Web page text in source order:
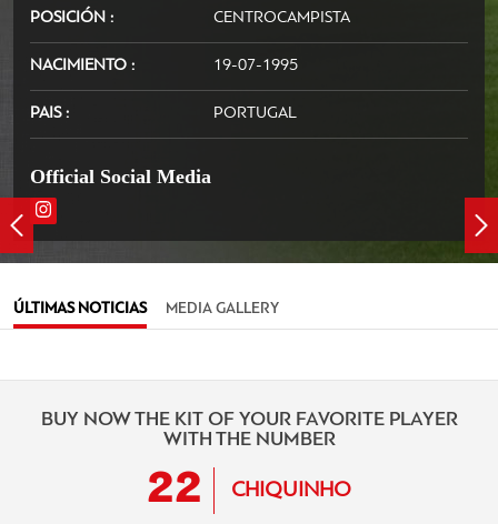
POSICIÓN CENTROCAMPISTA
NACIMIENTO 19-07-1995
PAIS PORTUGAL
Official Social Media
ÚLTIMAS NOTICIAS MEDIA GALLERY
BUY NOW THE KIT OF YOUR FAVORITE PLAYER
WITH THE NUMBER
22 CHIQUINHO